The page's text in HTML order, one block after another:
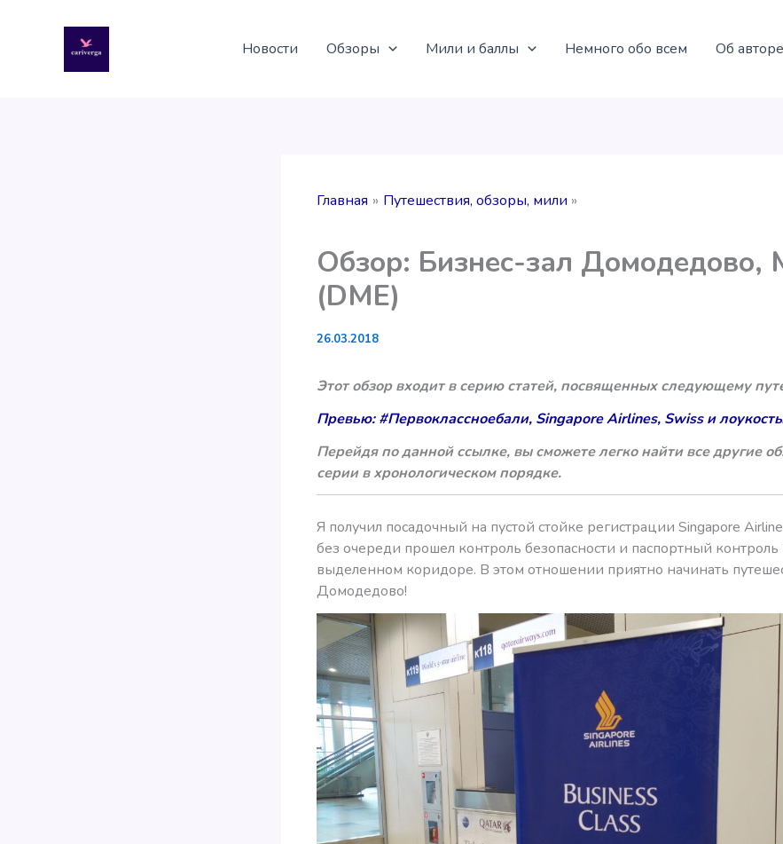
содержимому
Новости Обзоры Мили и баллы Немного обо всем Об авторе
Главная Путешествия, обзоры, мили
Обзор: Бизнес-зал Домодедово,
(DME)
26.03.2018
Этот обзор входит в серию статей, посвященных следующему
Превью: #Первоклассноебали, Singapore Airlines, Swiss и
Перейдя по данной ссылке, вы сможете легко найти все другие
серии в хронологическом порядке.
Я получил посадочный на пустой стойке регистрации Singapore
без очереди прошел контроль безопасности и паспортный контроль
выделенном коридоре. В этом отношении приятно начинать
Домодедово!